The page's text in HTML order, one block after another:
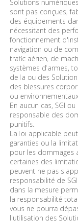
Solutions
sont pas conçues,
des équipements
nécessitant des
fonctionnement
navigation ou de
trafic aérien, de
systèmes d'armes,
de la ou des
des blessures
ou
En aucun cas, SGI
responsable des
punitifs.
La loi applicable
garanties ou la
pour les dommages
certaines des
peuvent ne pas
responsabilité de
dans la mesure
la responsabilité
vous ne pourra
l'utilisation des